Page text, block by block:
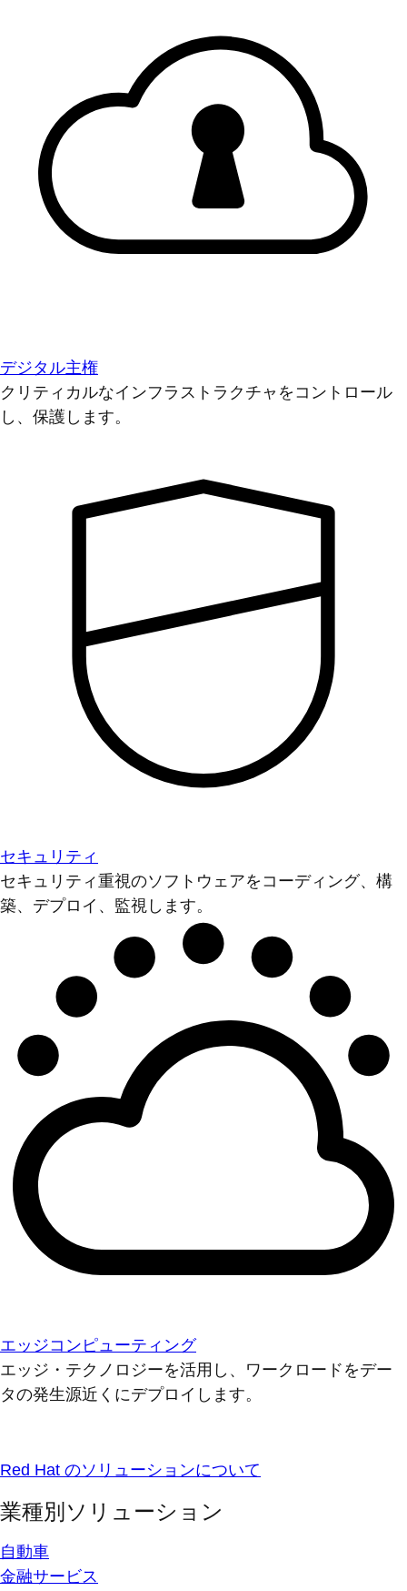
デジタル主権
クリティカルなインフラストラクチャをコントロール
し、保護します。
セキュリティ
セキュリティ重視のソフトウェアをコーディング、構
築、デプロイ、監視します。
エッジコンピューティング
エッジ・テクノロジーを活用し、ワークロードをデー
タの発生源近くにデプロイします。
Red Hat のソリューションについて
業種別ソリューション
自動車
金融サービス